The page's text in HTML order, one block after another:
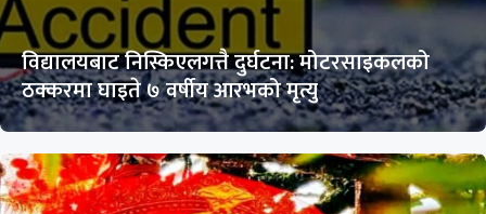
विद्यालयबाट निस्किएलगत्तै दुर्घटना: मोटरसाइकलको
ठक्करमा घाइते ७ वर्षीय आरभको मृत्यु